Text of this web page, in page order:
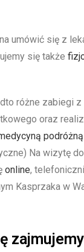
umówić się z
się także
różne zabiegi z
oraz
podróżną
Na wizytę
online,
Kasprzaka w
zajmujemy